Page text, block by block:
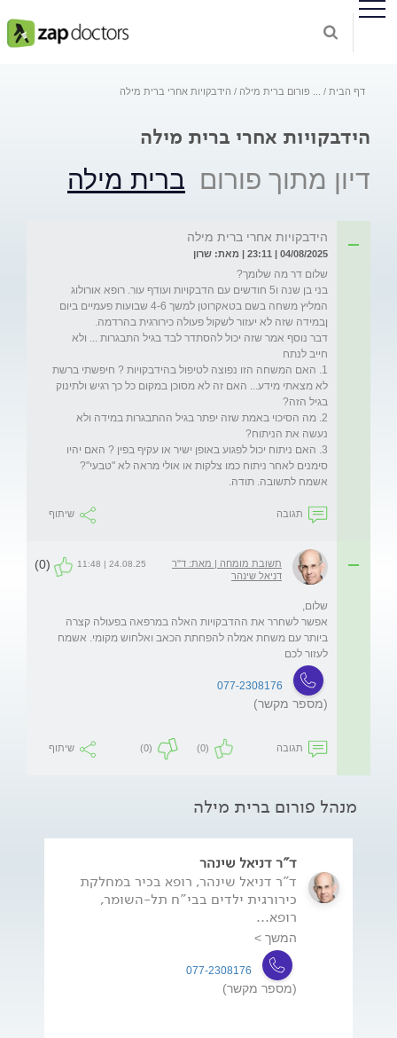
דף הבית פורום ברית מילה הידבקויות אחרי ברית מילה
הידבקויות אחרי ברית מילה
דיון מתוך פורום ברית מילה
הידבקויות אחרי ברית מילה
04/08/2025 | 23:11 | מאת: שרון
בני בן שנה ו5 חודשים עם הדבקויות ועודף עור. רופא אורולוג
המליץ משחה בשם בטאקרוטן למשך 4-6 שבועות פעמיים ביום
דבר נוסף אמר שזה יכול להסתדר לבד בגיל התבגרות ... ולא
1. האם המשחה הזו נפוצה לטיפול בהידבקויות ? חיפשתי ברשת
לא מצאתי מידע... האם זה לא מסוכן במקום כל כך רגיש ולתינוק
2. מה הסיכוי באמת שזה יפתר בגיל ההתבגרות במידה ולא
3. האם ניתוח יכול לפגוע באופן ישיר או עקיף בפין ? האם יהיו
אשמח לתשובה. תודה.
תגובה שיתוף
תשובת מומחה | מאת: ד"ר
דניאל שינהר
24.08.25 | 11:48
(0)
אפשר לשחרר את ההדבקויות האלה במרפאה בפעולה קצרה
ביותר עם משחת אמלה להפחתת הכאב ואלחוש מקומי. אשמח
לעזור לכם
077-2308176
(מספר מקשר)
תגובה (0)
(0) שיתוף
מנהל פורום ברית מילה
ד"ר דניאל שינהר
ד"ר דניאל שינהר, רופא בכיר במחלקת
כירורגית ילדים בבי"ח תל-השומר,
רופא...
המשך >
077-2308176
(מספר מקשר)